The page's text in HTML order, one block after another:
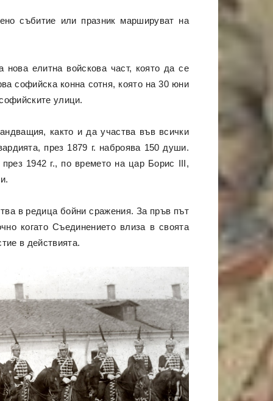
събитие или празник маршируват на
елитна войскова част, която да се
софийска конна сотня, която на 30 юни
улици.
както и да участва във всички
през 1879 г. наброява 150 души.
1942 г., по времето на цар Борис III,
в редица бойни сражения. За пръв път
когато Съединението влиза в своята
в действията.